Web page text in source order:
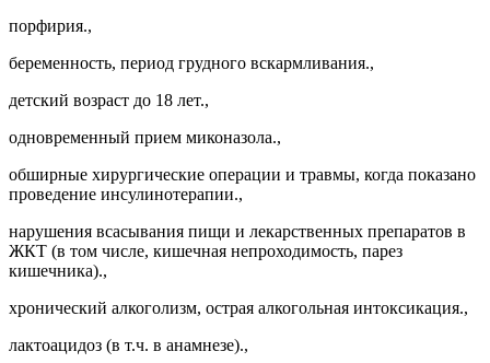
порфирия.,
беременность, период грудного вскармливания.,
детский возраст до 18 лет.,
одновременный прием миконазола.,
обширные хирургические операции и травмы, когда показано
проведение инсулинотерапии.,
нарушения всасывания пищи и лекарственных препаратов в
ЖКТ (в том числе, кишечная непроходимость, парез
кишечника).,
хронический алкоголизм, острая алкогольная интоксикация.,
лактоацидоз (в т.ч. в анамнезе).,